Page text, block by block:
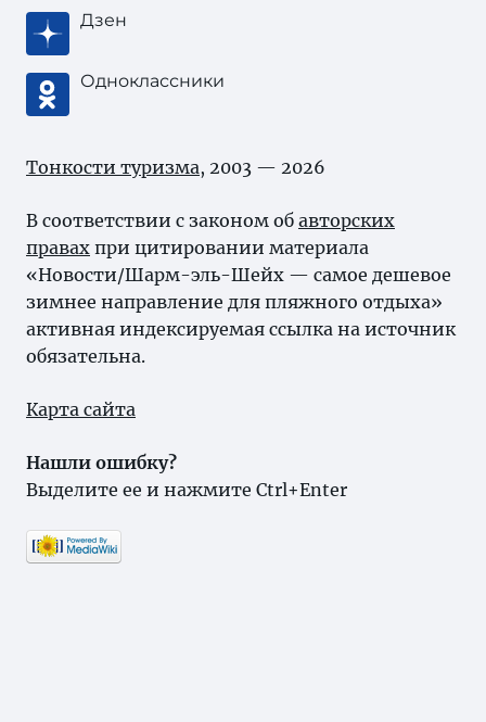
Дзен
Одноклассники
Тонкости туризма, 2003 — 2026
В соответствии с законом об авторских
правах при цитировании материала
«Новости/Шарм-эль-Шейх — самое дешевое
зимнее направление для пляжного отдыха»
активная индексируемая ссылка на источник
обязательна.
Карта сайта
Нашли ошибку?
Выделите ее и нажмите Ctrl+Enter